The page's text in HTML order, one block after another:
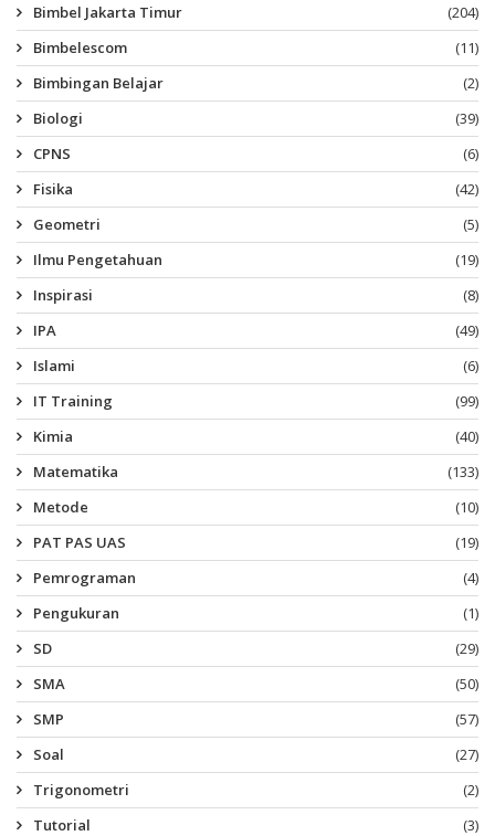
Bimbel Jakarta Timur
(204)
Bimbelescom
(11)
Bimbingan Belajar
(2)
Biologi
(39)
CPNS
(6)
Fisika
(42)
Geometri
(5)
Ilmu Pengetahuan
(19)
Inspirasi
(8)
IPA
(49)
Islami
(6)
IT Training
(99)
Kimia
(40)
Matematika
(133)
Metode
(10)
PAT PAS UAS
(19)
Pemrograman
(4)
Pengukuran
(1)
SD
(29)
SMA
(50)
SMP
(57)
Soal
(27)
Trigonometri
(2)
Tutorial
(3)